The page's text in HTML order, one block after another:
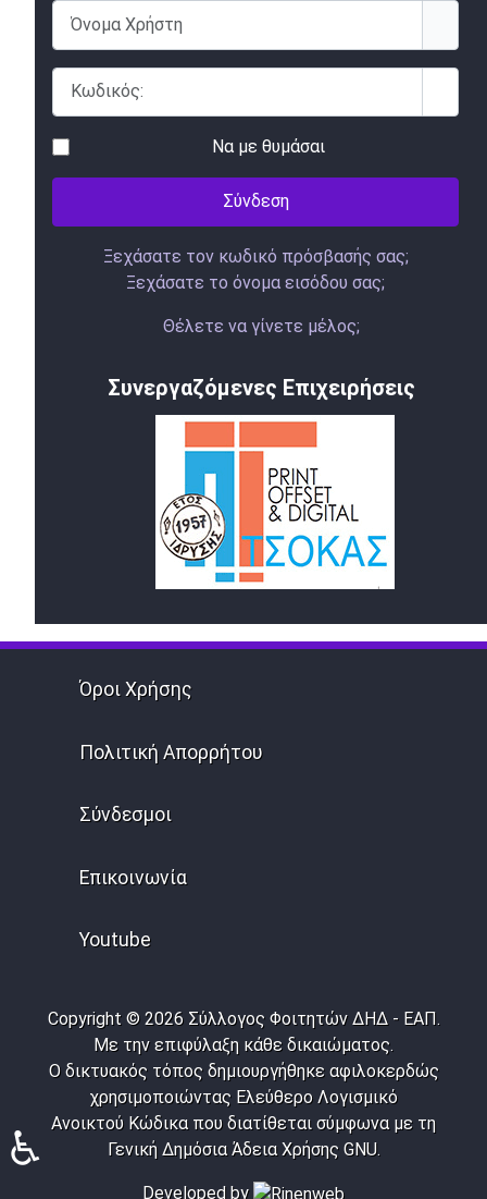
Όνομα Χρήστη
Κωδικός:
Να με θυμάσαι
Σύνδεση
Ξεχάσατε τον κωδικό πρόσβασής σας;
Ξεχάσατε το όνομα εισόδου σας;
Θέλετε να γίνετε μέλος;
Συνεργαζόμενες Επιχειρήσεις
Όροι Χρήσης
Πολιτική Απορρήτου
Σύνδεσμοι
Επικοινωνία
Youtube
Copyright © 2026 Σύλλογος Φοιτητών ΔΗΔ - ΕΑΠ.
Με την επιφύλαξη κάθε δικαιώματος.
Ο δικτυακός τόπος δημιουργήθηκε αφιλοκερδώς
χρησιμοποιώντας Ελεύθερο Λογισμικό
Ανοικτού Κώδικα που διατίθεται σύμφωνα με τη
Γενική Δημόσια Άδεια Χρήσης GNU.
Developed by